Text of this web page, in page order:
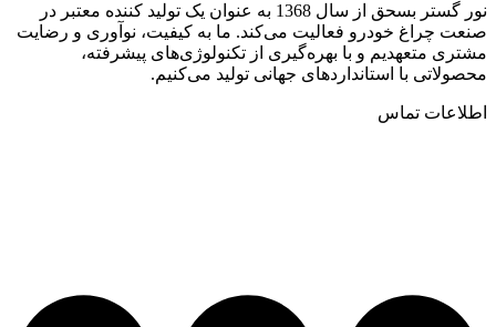
نور گستر بسحق از سال‌ 1368 به عنوان یک تولید کننده معتبر در
صنعت چراغ خودرو فعالیت می‌کند. ما به کیفیت، نوآوری و رضایت
مشتری متعهدیم و با بهره‌گیری از تکنولوژی‌های پیشرفته،
محصولاتی با استانداردهای جهانی تولید می‌کنیم.
اطلاعات تماس